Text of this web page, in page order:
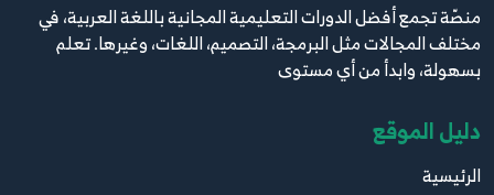
منصّة تجمع أفضل الدورات التعليمية المجانية باللغة العربية، في
مختلف المجالات مثل البرمجة، التصميم، اللغات، وغيرها. تعلم
بسهولة، وابدأ من أي مستوى
دليل الموقع
الرئيسية